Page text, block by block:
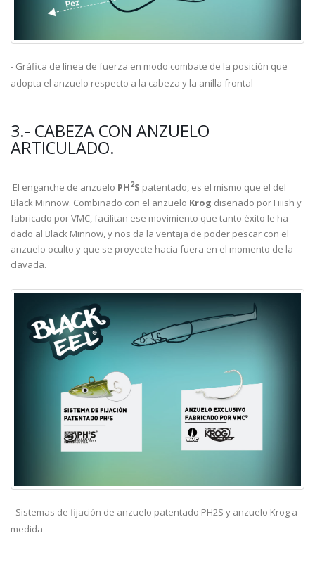
- Gráfica de línea de fuerza en modo combate de la posición que
adopta el anzuelo respecto a la cabeza y la anilla frontal -
3.- CABEZA CON ANZUELO
ARTICULADO.
El enganche de anzuelo PH2S patentado, es el mismo que el del
Black Minnow. Combinado con el anzuelo Krog diseñado por Fiiish y
fabricado por VMC, facilitan ese movimiento que tanto éxito le ha
dado al Black Minnow, y nos da la ventaja de poder pescar con el
anzuelo oculto y que se proyecte hacia fuera en el momento de la
clavada.
- Sistemas de fijación de anzuelo patentado PH2S y anzuelo Krog a
medida -